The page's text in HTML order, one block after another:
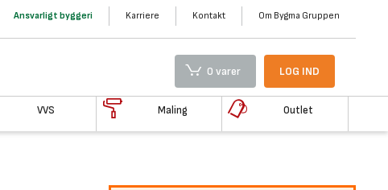
Ansvarligt byggeri Karriere Kontakt Om Bygma Gruppen
0 varer LOG IND
VVS Maling Outlet